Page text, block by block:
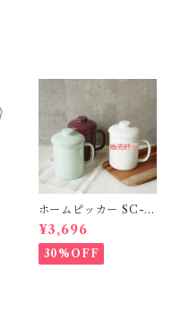
ホームピッカー SC-1
0
¥3,696
30%OFF